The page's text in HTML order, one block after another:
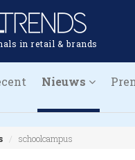
in retail & brands
Nieuws
schoolcampus